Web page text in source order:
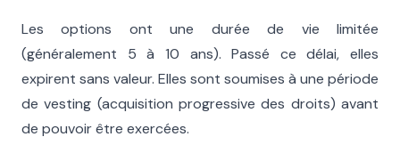
Les options ont une durée de vie limitée
(généralement 5 à 10 ans). Passé ce délai, elles
expirent sans valeur. Elles sont soumises à une période
de vesting (acquisition progressive des droits) avant
de pouvoir être exercées.